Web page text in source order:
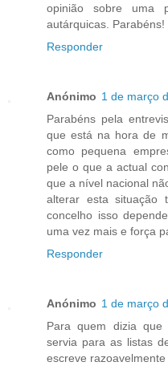
opinião sobre uma
autárquicas. Parabéns!
Responder
Anónimo 1 de março
Parabéns pela
que está na hora de
como pequena
pele o que a actual
que a nível nacional
alterar esta situação
concelho isso
uma vez mais e força
Responder
Anónimo 1 de março
Para quem dizia que
servia para as listas
escreve